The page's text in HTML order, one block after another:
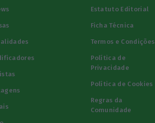
Estatuto Editorial
Ficha Técnica
Termos e Condições
Política de
Privacidade
Política de Cookies
Regras da
Comunidade